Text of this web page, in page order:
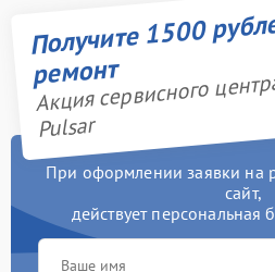
Получите 1500
ремонт
Акция сервисного
Pulsar
При оформлении заявки на
сайт,
действует персональная